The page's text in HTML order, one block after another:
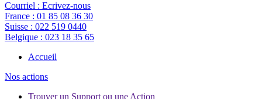
Courriel : Ecrivez-nous
France : 01 85 08 36 30
Suisse : 022 519 0440
Belgique : 023 18 35 65
Accueil
Nos actions
Trouver un Support ou une Action